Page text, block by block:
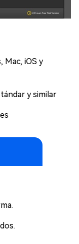
Mac, iOS y
y similar